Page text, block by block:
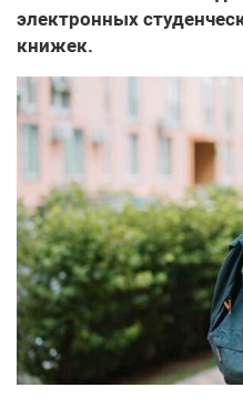
электронных
книжек.